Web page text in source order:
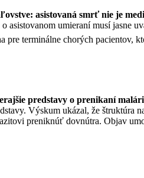
asistovaná smrť nie je
asistovanom umieraní musí jasne
pre terminálne chorých pacientov,
predstavy o prenikaní
Výskum ukázal, že štruktúra
preniknúť dovnútra. Objav